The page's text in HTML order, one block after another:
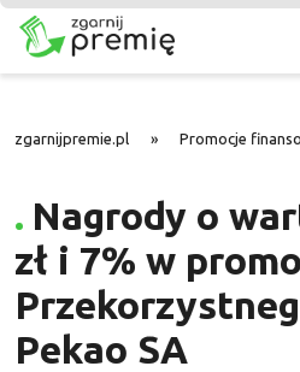
zgarnijpremie.pl » Promocje
Nagrody o
zł i 7% w
Pekao SA